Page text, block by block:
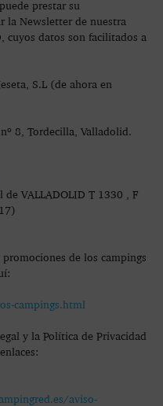
prestar su
la Newsletter de nuestra
cuyos datos son facilitados a
S.L (de ahora en
8, Tordecilla, Valladolid.
VALLADOLID T 1330 , F
de los campings
campings.html
y la Política de Privacidad
aviso-